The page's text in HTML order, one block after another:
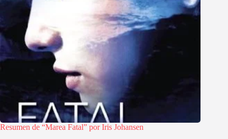
Resumen de “Marea Fatal” por Iris Johansen